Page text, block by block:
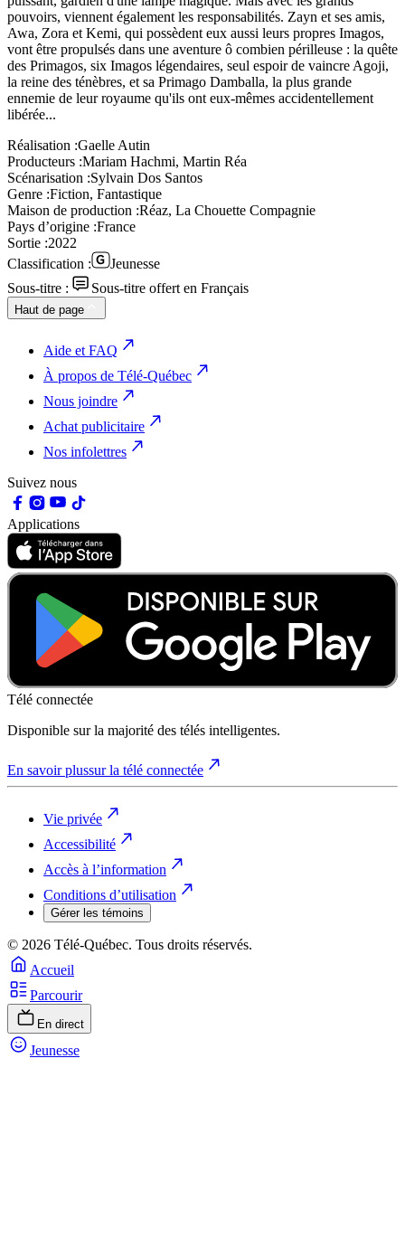
pouvoirs, viennent également les responsabilités. Zayn et ses amis,
Awa, Zora et Kemi, qui possèdent eux aussi leurs propres Imagos,
vont être propulsés dans une aventure ô combien périlleuse : la quête
des Primagos, six Imagos légendaires, seul espoir de vaincre Agoji,
la reine des ténèbres, et sa Primago Damballa, la plus grande
ennemie de leur royaume qu'ils ont eux-mêmes accidentellement
libérée...
Réalisation :Gaelle Autin
Producteurs :Mariam Hachmi, Martin Réa
Scénarisation :Sylvain Dos Santos
Genre :Fiction, Fantastique
Maison de production :Réaz, La Chouette Compagnie
Pays d’origine :France
Sortie :2022
Classification :
Jeunesse
Sous-titre :
Sous-titre offert en Français
Haut de page
Aide et FAQ
À propos de Télé-Québec
Nous joindre
Achat publicitaire
Nos infolettres
Suivez nous
Applications
Télé connectée
Disponible sur la majorité des télés intelligentes.
En savoir plussur la télé connectée
Vie privée
Accessibilité
Accès à l’information
Conditions d’utilisation
Gérer les témoins
© 2026 Télé-Québec. Tous droits réservés.
Accueil
Parcourir
En direct
Jeunesse